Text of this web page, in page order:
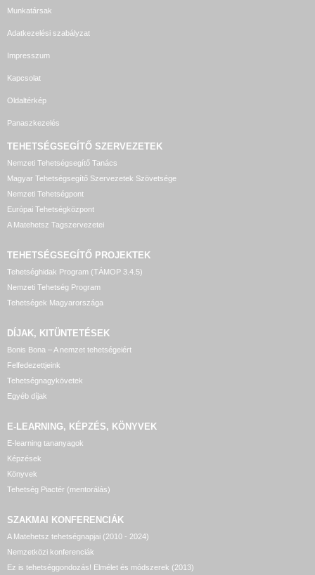
Munkatársak
Adatkezelési szabályzat
Impresszum
Kapcsolat
Oldaltérkép
Panaszkezelés
TEHETSÉGSEGÍTŐ SZERVEZETEK
Nemzeti Tehetségsegítő Tanács
Magyar Tehetségsegítő Szervezetek Szövetsége
Nemzeti Tehetségpont
Európai Tehetségközpont
A Matehetsz Tagszervezetei
TEHETSÉGSEGÍTŐ PROJEKTEK
Tehetséghidak Program (TÁMOP 3.4.5)
Nemzeti Tehetség Program
Tehetségek Magyarországa
DÍJAK, KITÜNTETÉSEK
Bonis Bona – A nemzet tehetségeiért
Felfedezettjeink
Tehetségnagykövetek
Egyéb díjak
E-LEARNING, KÉPZÉS, KÖNYVEK
E-learning tananyagok
Képzések
Könyvek
Tehetség Piactér (mentorálás)
SZAKMAI KONFERENCIÁK
A Matehetsz tehetségnapjai (2010 - 2024)
Nemzetközi konferenciák
Ez is tehetséggondozás! Elmélet és módszerek (2013)